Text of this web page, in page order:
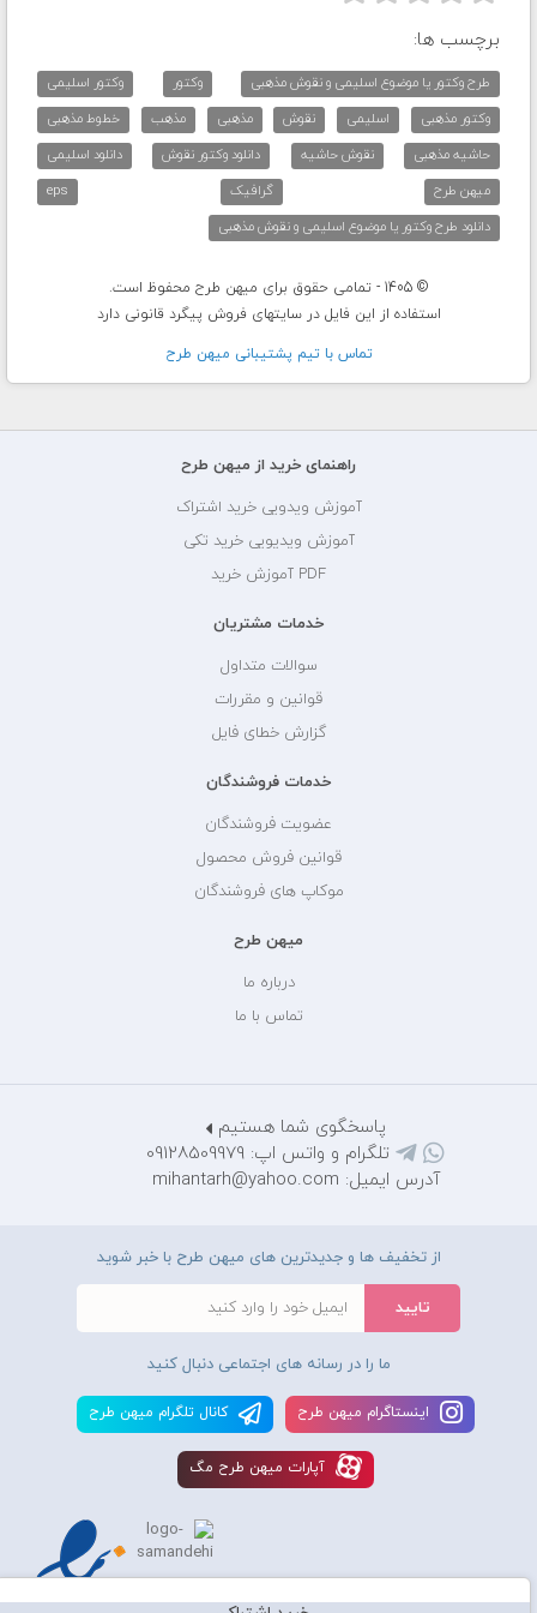
برچسب ها:
طرح وکتور یا موضوع اسلیمی و نقوش مذهبی وکتور
وکتور اسلیمی
وکتور مذهبی
اسلیمی نقوش مذهبی مذهب
خطوط مذهبی
حاشیه مذهبی
نقوش حاشیه دانلود وکتور نقوش
دانلود اسلیمی
میهن طرح
گرافیک
eps
دانلود طرح وکتور یا موضوع اسلیمی و نقوش مذهبی
© 1405 - تمامی حقوق برای میهن طرح محفوظ است.
استفاده از این فایل در سایتهای فروش پیگرد قانونی دارد
تماس با تيم پشتيبانی ميهن طرح
راهنمای خرید از میهن طرح
آموزش ویدویی خرید اشتراک
آموزش ویدیویی خرید تکی
PDF آموزش خرید
خدمات مشتریان
سوالات متداول
قوانین و مقررات
گزارش خطای فایل
خدمات فروشندگان
عضویت فروشندگان
قوانین فروش محصول
موکاپ های فروشندگان
میهن طرح
درباره ما
تماس با ما
پاسخگوی شما هستیم
تلگرام و واتس اپ: 09128509979
آدرس ایمیل: mihantarh@yahoo.com
از تخفیف ها و جدیدترین های میهن طرح با خبر شوید
ما را در رسانه های اجتماعی دنبال کنید
اينستاگرام ميهن طرح کانال تلگرام ميهن طرح
آپارات ميهن طرح مگ